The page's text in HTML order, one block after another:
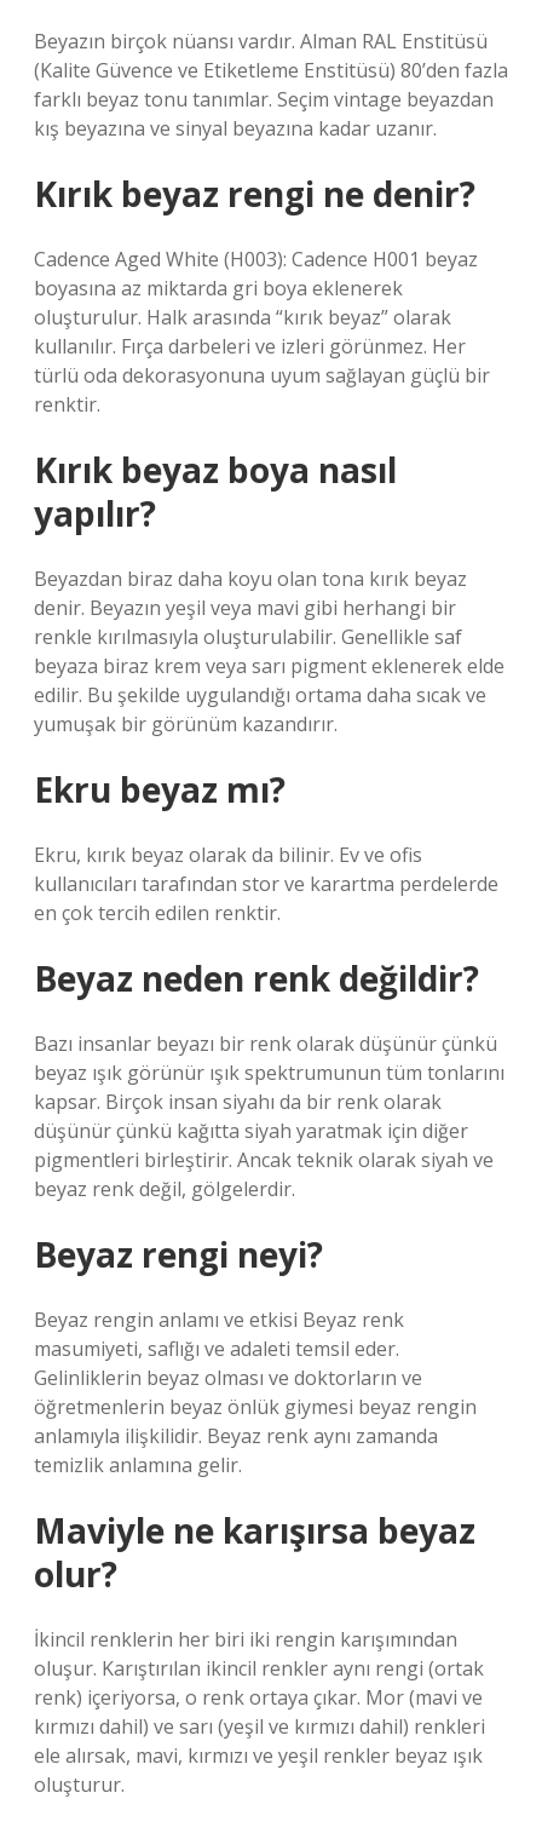
Beyazın birçok nüansı vardır. Alman RAL Enstitüsü
(Kalite Güvence ve Etiketleme Enstitüsü) 80’den fazla
farklı beyaz tonu tanımlar. Seçim vintage beyazdan
kış beyazına ve sinyal beyazına kadar uzanır.
Kırık beyaz rengi ne denir?
Cadence Aged White (H003): Cadence H001 beyaz
boyasına az miktarda gri boya eklenerek
oluşturulur. Halk arasında “kırık beyaz” olarak
kullanılır. Fırça darbeleri ve izleri görünmez. Her
türlü oda dekorasyonuna uyum sağlayan güçlü bir
renktir.
Kırık beyaz boya nasıl
yapılır?
Beyazdan biraz daha koyu olan tona kırık beyaz
denir. Beyazın yeşil veya mavi gibi herhangi bir
renkle kırılmasıyla oluşturulabilir. Genellikle saf
beyaza biraz krem ​​veya sarı pigment eklenerek elde
edilir. Bu şekilde uygulandığı ortama daha sıcak ve
yumuşak bir görünüm kazandırır.
Ekru beyaz mı?
Ekru, kırık beyaz olarak da bilinir. Ev ve ofis
kullanıcıları tarafından stor ve karartma perdelerde
en çok tercih edilen renktir.
Beyaz neden renk değildir?
Bazı insanlar beyazı bir renk olarak düşünür çünkü
beyaz ışık görünür ışık spektrumunun tüm tonlarını
kapsar. Birçok insan siyahı da bir renk olarak
düşünür çünkü kağıtta siyah yaratmak için diğer
pigmentleri birleştirir. Ancak teknik olarak siyah ve
beyaz renk değil, gölgelerdir.
Beyaz rengi neyi?
Beyaz rengin anlamı ve etkisi Beyaz renk
masumiyeti, saflığı ve adaleti temsil eder.
Gelinliklerin beyaz olması ve doktorların ve
öğretmenlerin beyaz önlük giymesi beyaz rengin
anlamıyla ilişkilidir. Beyaz renk aynı zamanda
temizlik anlamına gelir.
Maviyle ne karışırsa beyaz
olur?
İkincil renklerin her biri iki rengin karışımından
oluşur. Karıştırılan ikincil renkler aynı rengi (ortak
renk) içeriyorsa, o renk ortaya çıkar. Mor (mavi ve
kırmızı dahil) ve sarı (yeşil ve kırmızı dahil) renkleri
ele alırsak, mavi, kırmızı ve yeşil renkler beyaz ışık
oluşturur.